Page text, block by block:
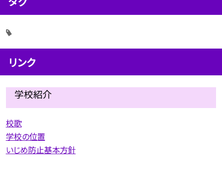
リンク
学校紹介
校歌
学校の位置
いじめ防止基本方針